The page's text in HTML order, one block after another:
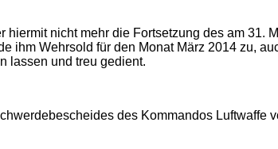
nicht mehr die Fortsetzung des am 31.
ihm Wehrsold für den Monat März 2014 zu,
lassen und treu gedient.
des Kommandos Luftwaffe